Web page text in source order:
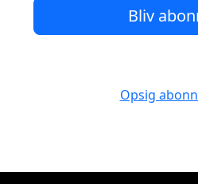
Bliv
Opsig